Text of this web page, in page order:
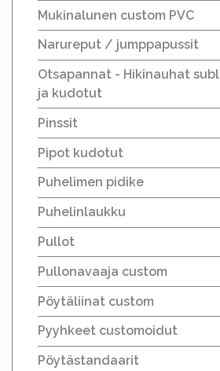
Mukinalunen custom PVC
Narureput / jumppapussit
Otsapannat - Hikinauhat
ja kudotut
Pinssit
Pipot kudotut
Puhelimen pidike
Puhelinlaukku
Pullot
Pullonavaaja custom
Pöytäliinat custom
Pyyhkeet customoidut
Pöytästandaarit